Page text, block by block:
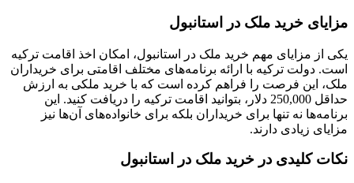
مزایای خرید ملک در استانبول
یکی از مزایای مهم خرید ملک در استانبول، امکان اخذ اقامت ترکیه
است. دولت ترکیه با ارائه برنامه‌های مختلف اقامتی برای خریداران
ملک، این فرصت را فراهم کرده است که با خرید ملکی به ارزش
حداقل 250,000 دلار، بتوانید اقامت ترکیه را دریافت کنید. این
برنامه‌ها نه تنها برای خریداران بلکه برای خانواده‌های آن‌ها نیز
مزایای زیادی دارند.
نکات کلیدی در خرید ملک در استانبول